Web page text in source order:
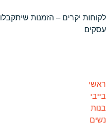
לקוחות יקרים – הזמנות שיתקבלו
עסקים
ראשי
בייבי
בנות
נשים